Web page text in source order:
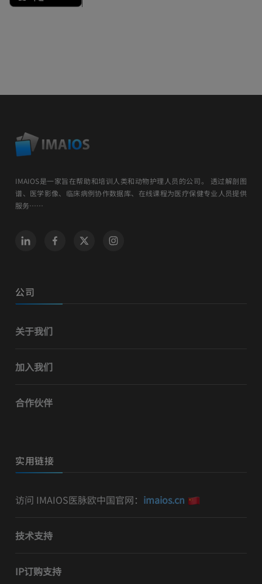
IMAIOS是一家旨在帮助和培训人类和动物护理人员的公司。 透过解剖图
谱、医学影像、临床病例协作数据库、在线课程为医疗保健专业人员提供
服务……
公司
关于我们
加入我们
合作伙伴
实用链接
访问 IMAIOS医脉欧中国官网： imaios.cn
技术支持
IP订购支持